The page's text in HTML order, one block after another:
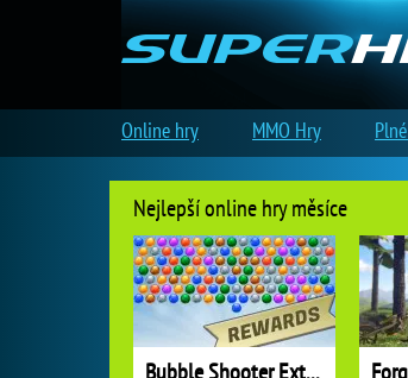
Nejlepší online hry měsíce
Online hry MMO Hry